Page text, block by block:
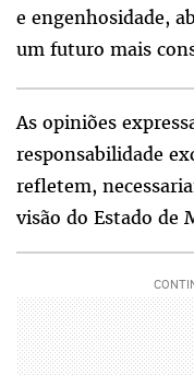
e engenhosidade,
um futuro mais
As opiniões
responsabilidade
refletem,
visão do Estado de